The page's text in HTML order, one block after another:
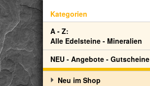
Kategorien
A - Z:
Alle Edelsteine - Mineralien
NEU - Angebote - Gutscheine
Neu im Shop